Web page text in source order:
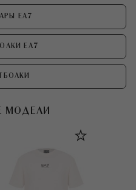
EA7
EA7
МОДЕЛИ